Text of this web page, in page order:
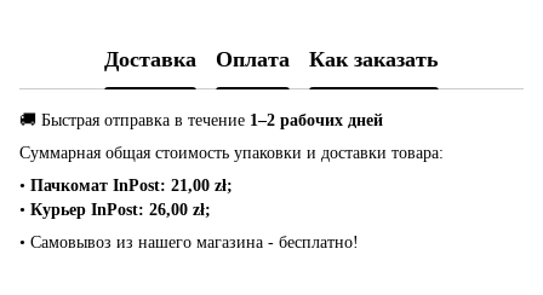
Доставка Оплата Как заказать
🚚 Быстрая отправка в течение 1–2 рабочих дней
Суммарная общая стоимость упаковки и доставки товара:
• Пачкомат InPost: 21,00 zł;
• Курьер InPost: 26,00 zł;
• Самовывоз из нашего магазина - бесплатно!